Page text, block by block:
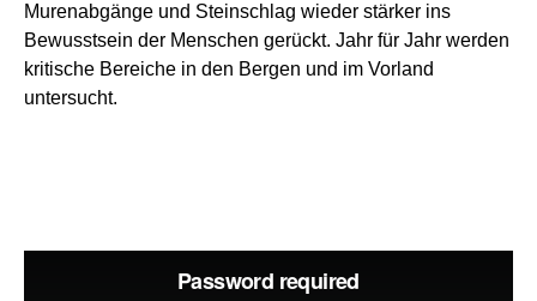
Murenabgänge und Steinschlag wieder stärker ins
Bewusstsein der Menschen gerückt. Jahr für Jahr werden
kritische Bereiche in den Bergen und im Vorland
untersucht.